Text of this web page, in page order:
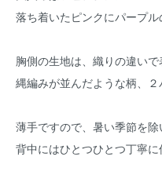
落ち着いたピンクにパープル
胸側の生地は、織りの違い
縄編みが並んだような柄、
薄手ですので、暑い季節を
背中にはひとつひとつ丁寧